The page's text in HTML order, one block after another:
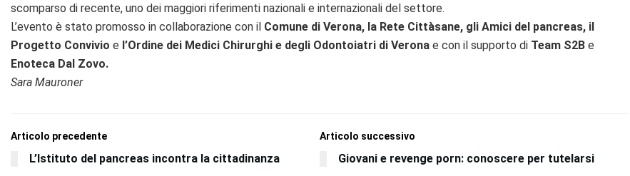
scomparso di recente, uno dei maggiori riferimenti nazionali e internazionali del settore.
L’evento è stato promosso in collaborazione con il Comune di Verona, la Rete Cittàsane, gli Amici del pancreas, il
Progetto Convivio e l’Ordine dei Medici Chirurghi e degli Odontoiatri di Verona e con il supporto di Team S2B e
Enoteca Dal Zovo.
Sara Mauroner
Articolo precedente
L’Istituto del pancreas incontra la cittadinanza
Articolo successivo
Giovani e revenge porn: conoscere per tutelarsi